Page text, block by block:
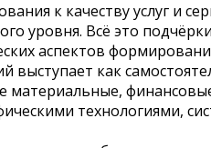
к качеству услуг и
уровня. Всё это
аспектов
выступает как
материальные,
технологиями,